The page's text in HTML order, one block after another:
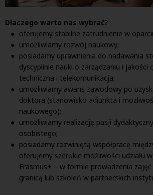
Dlaczego warto nas wybrać?
oferujemy stabilne zatrudnienie w
umożliwiamy rozwój naukowy;
posiadamy uprawnienia do nadawania
dyscyplinie nauki o zarządzaniu i jakości
techniczna i telekomunikacja;
umożliwiamy awans zawodowy po
doktora (stanowisko adiunkta i
naukowego);
umożliwiamy realizację pasji
osobistego;
posiadamy rozwiniętą współpracę
oferujemy szerokie możliwości udziału
Erasmus+ – w formie prowadzenia
granicą lub szkoleń w partnerskich